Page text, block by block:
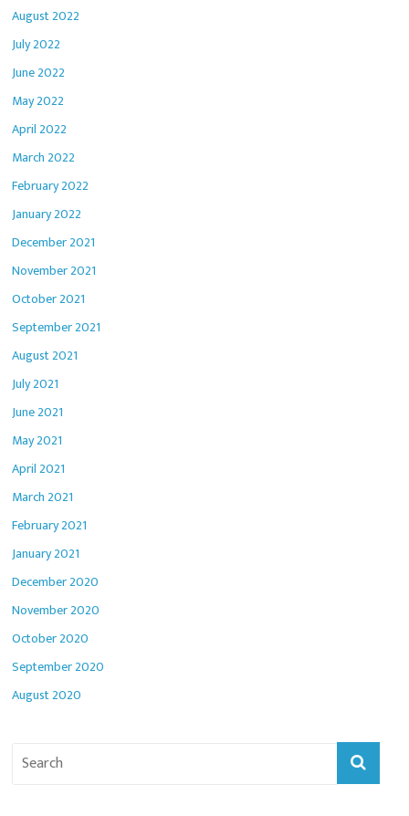
August 2022
July 2022
June 2022
May 2022
April 2022
March 2022
February 2022
January 2022
December 2021
November 2021
October 2021
September 2021
August 2021
July 2021
June 2021
May 2021
April 2021
March 2021
February 2021
January 2021
December 2020
November 2020
October 2020
September 2020
August 2020